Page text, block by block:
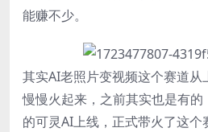
能赚不少。
其实AI老照片变视频这个赛道从
慢慢火起来，之前其实也是有
的可灵AI上线，正式带火了这